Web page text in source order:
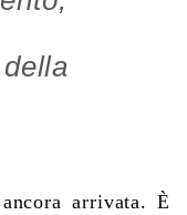
arrivata. È